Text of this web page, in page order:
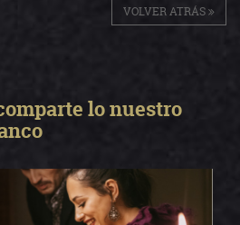
VOLVER ATRÁS
lo nuestro